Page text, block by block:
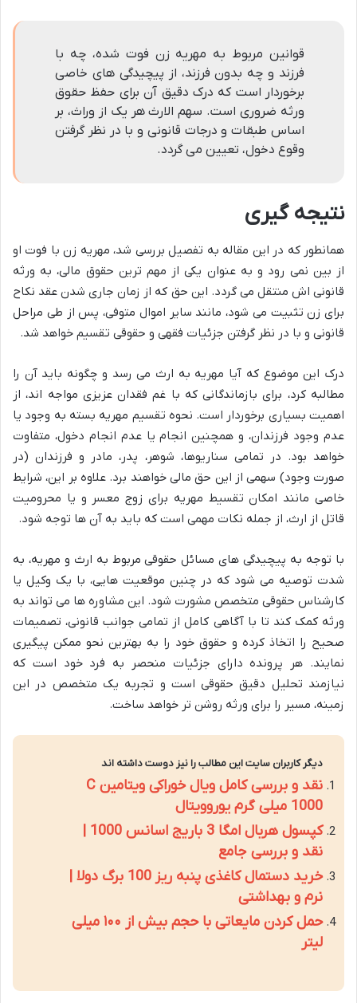
قوانین مربوط به مهریه زن فوت شده، چه با
فرزند و چه بدون فرزند، از پیچیدگی های خاصی
برخوردار است که درک دقیق آن برای حفظ حقوق
ورثه ضروری است. سهم الارث هر یک از وراث، بر
اساس طبقات و درجات قانونی و با در نظر گرفتن
وقوع دخول، تعیین می گردد.
نتیجه گیری
همانطور که در این مقاله به تفصیل بررسی شد، مهریه زن با فوت او
از بین نمی رود و به عنوان یکی از مهم ترین حقوق مالی، به ورثه
قانونی اش منتقل می گردد. این حق که از زمان جاری شدن عقد نکاح
برای زن تثبیت می شود، مانند سایر اموال متوفی، پس از طی مراحل
قانونی و با در نظر گرفتن جزئیات فقهی و حقوقی تقسیم خواهد شد.
درک این موضوع که آیا مهریه به ارث می رسد و چگونه باید آن را
مطالبه کرد، برای بازماندگانی که با غم فقدان عزیزی مواجه اند، از
اهمیت بسیاری برخوردار است. نحوه تقسیم مهریه بسته به وجود یا
عدم وجود فرزندان، و همچنین انجام یا عدم انجام دخول، متفاوت
خواهد بود. در تمامی سناریوها، شوهر، پدر، مادر و فرزندان (در
صورت وجود) سهمی از این حق مالی خواهند برد. علاوه بر این، شرایط
خاصی مانند امکان تقسیط مهریه برای زوج معسر و یا محرومیت
قاتل از ارث، از جمله نکات مهمی است که باید به آن ها توجه شود.
با توجه به پیچیدگی های مسائل حقوقی مربوط به ارث و مهریه، به
شدت توصیه می شود که در چنین موقعیت هایی، با یک وکیل یا
کارشناس حقوقی متخصص مشورت شود. این مشاوره ها می تواند به
ورثه کمک کند تا با آگاهی کامل از تمامی جوانب قانونی، تصمیمات
صحیح را اتخاذ کرده و حقوق خود را به بهترین نحو ممکن پیگیری
نمایند. هر پرونده دارای جزئیات منحصر به فرد خود است که
نیازمند تحلیل دقیق حقوقی است و تجربه یک متخصص در این
زمینه، مسیر را برای ورثه روشن تر خواهد ساخت.
دیگر کاربران سایت این مطالب را نیز دوست داشته اند
نقد و بررسی کامل ویال خوراکی ویتامین C
1000 میلی گرم یوروویتال
نقد و بررسی جامع
خرید دستمال کاغذی پنبه ریز 100 برگ دولا |
نرم و بهداشتی
حمل کردن مایعاتی با حجم بیش از ۱۰۰ میلی
لیتر